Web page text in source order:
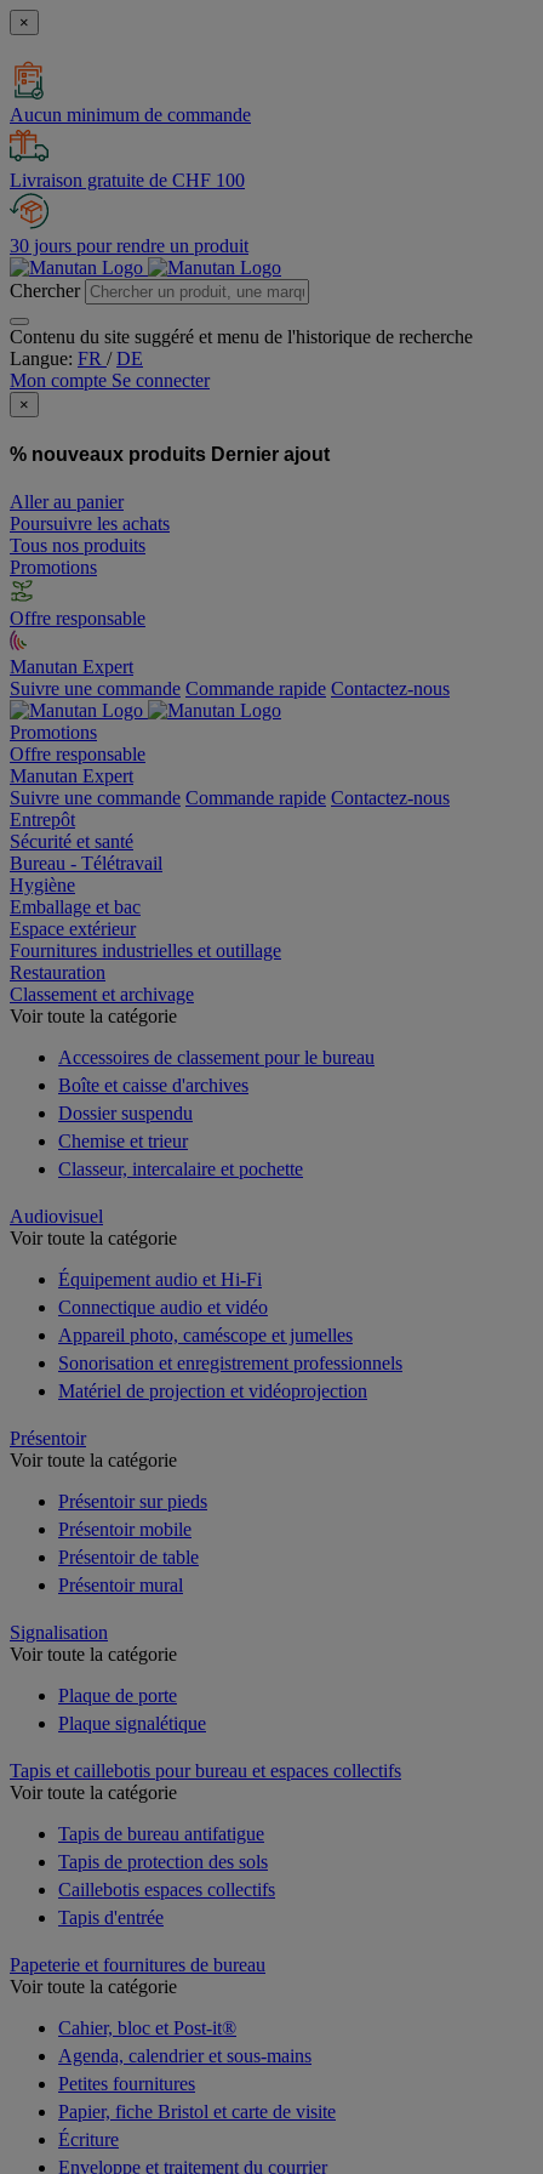
×
Aucun minimum de commande
Livraison gratuite de CHF 100
30 jours pour rendre un produit
Chercher
Contenu du site suggéré et menu de l'historique de recherche
Langue: FR /DE
Mon compte Se connecter
×
% nouveaux produits Dernier ajout
Aller au panier
Poursuivre les achats
Tous nos produits
Promotions
Offre responsable
Manutan Expert
Suivre une commande Commande rapide Contactez-nous
Promotions
Offre responsable
Manutan Expert
Suivre une commande Commande rapide Contactez-nous
Entrepôt
Sécurité et santé
Bureau - Télétravail
Hygiène
Emballage et bac
Espace extérieur
Fournitures industrielles et outillage
Restauration
Classement et archivage
Voir toute la catégorie
Accessoires de classement pour le bureau
Boîte et caisse d'archives
Dossier suspendu
Chemise et trieur
Classeur, intercalaire et pochette
Audiovisuel
Voir toute la catégorie
Équipement audio et Hi-Fi
Connectique audio et vidéo
Appareil photo, caméscope et jumelles
Sonorisation et enregistrement professionnels
Matériel de projection et vidéoprojection
Présentoir
Voir toute la catégorie
Présentoir sur pieds
Présentoir mobile
Présentoir de table
Présentoir mural
Signalisation
Voir toute la catégorie
Plaque de porte
Plaque signalétique
Tapis et caillebotis pour bureau et espaces collectifs
Voir toute la catégorie
Tapis de bureau antifatigue
Tapis de protection des sols
Caillebotis espaces collectifs
Tapis d'entrée
Papeterie et fournitures de bureau
Voir toute la catégorie
Cahier, bloc et Post-it®
Agenda, calendrier et sous-mains
Petites fournitures
Papier, fiche Bristol et carte de visite
Écriture
Enveloppe et traitement du courrier